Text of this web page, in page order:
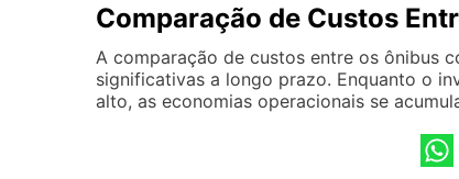
Comparação de Custos
A comparação de custos entre os ônibus
significativas a longo prazo. Enquanto o
alto, as economias operacionais se